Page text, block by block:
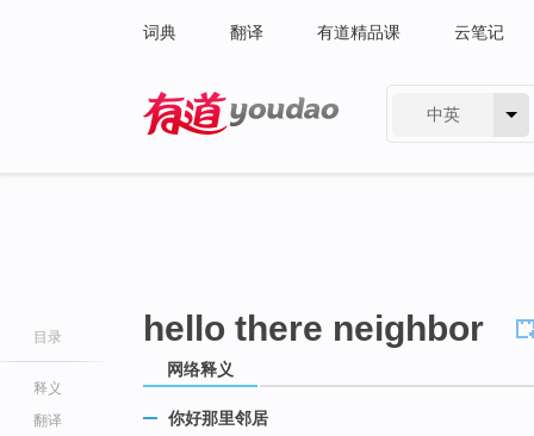
词典 翻译 有道精品课 云笔记
中英
目录
释义
翻译
hello there neighbor
网络释义
你好那里邻居